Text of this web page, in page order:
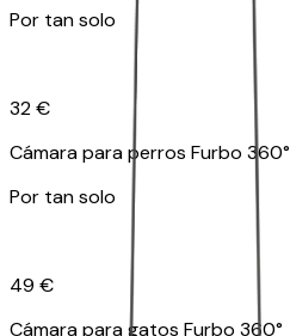
Por tan solo
32 €
Cámara para perros Furbo 360°
Por tan solo
49 €
Cámara para gatos Furbo 360°